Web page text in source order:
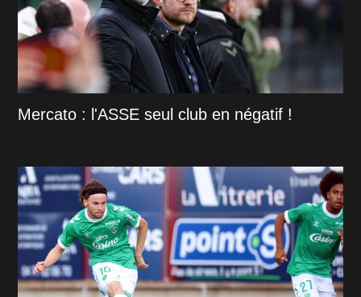
Mercato : l'ASSE seul club en négatif !